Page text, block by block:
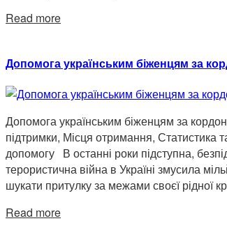
Read more
Допомога українським біженцям за
Допомога українським біженцям за
підтримки, Місця отримання, Статистика
допомогу В останні роки підступна,
терористична війна в Україні змусила
шукати притулку за межами своєї рідної
Read more